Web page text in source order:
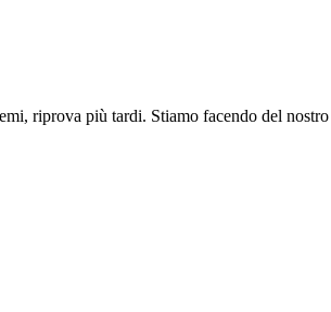
riprova più tardi. Stiamo facendo del